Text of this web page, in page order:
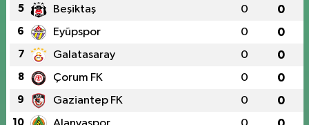
5 Beşiktaş 0 0
6 Eyüpspor 0 0
7 Galatasaray 0 0
8 Çorum FK 0 0
9 Gaziantep FK 0 0
10